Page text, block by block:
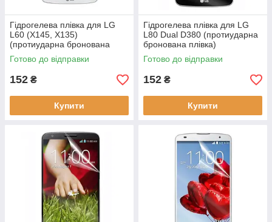
Гідрогелева плівка для LG
L60 (X145, X135)
(протиударна бронована
плівка)
Готово до відправки
152 ₴
Купити
Гідрогелева плівка для LG
L80 Dual D380 (протиударна
бронована плівка)
Готово до відправки
152 ₴
Купити